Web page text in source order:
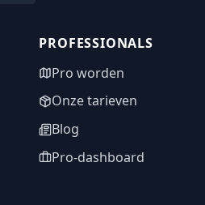
PROFESSIONALS
Pro worden
Onze tarieven
Blog
Pro-dashboard